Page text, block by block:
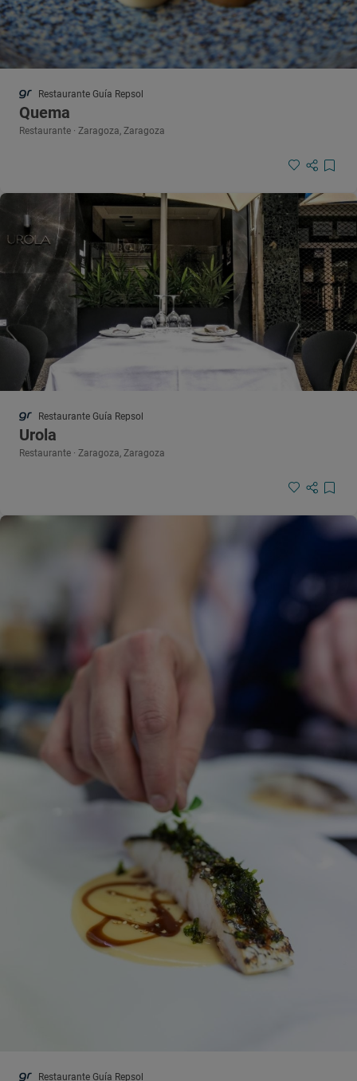
Restaurante Guía Repsol
Quema
Restaurante · Zaragoza, Zaragoza
Restaurante Guía Repsol
Urola
Restaurante · Zaragoza, Zaragoza
Restaurante Guía Repsol